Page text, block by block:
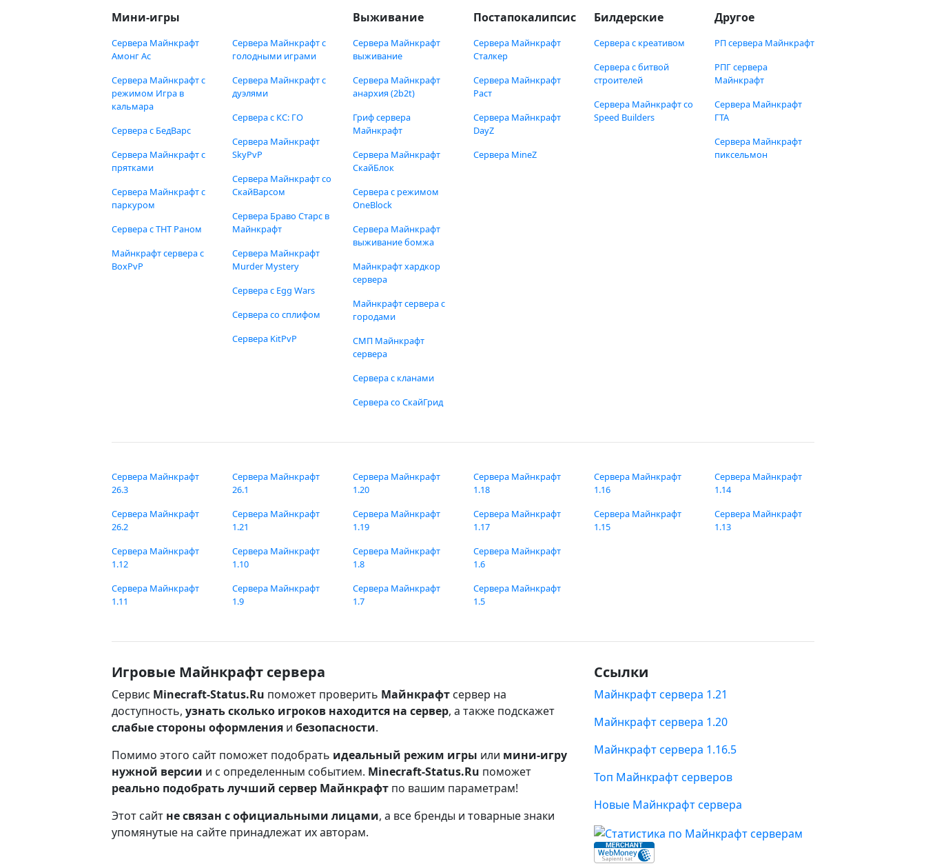
Мини-игры
Сервера Майнкрафт
Амонг Ас
Сервера Майнкрафт с
режимом Игра в
кальмара
Сервера с БедВарс
Сервера Майнкрафт с
прятками
Сервера Майнкрафт с
паркуром
Сервера с ТНТ Раном
Майнкрафт сервера с
BoxPvP
Сервера Майнкрафт с
голодными играми
Сервера Майнкрафт с
дуэлями
Сервера с КС: ГО
Сервера Майнкрафт
SkyPvP
Сервера Майнкрафт со
СкайВарсом
Сервера Браво Старс в
Майнкрафт
Сервера Майнкрафт
Murder Mystery
Сервера с Egg Wars
Сервера со сплифом
Сервера KitPvP
Выживание
Сервера Майнкрафт
выживание
Сервера Майнкрафт
анархия (2b2t)
Гриф сервера
Майнкрафт
Сервера Майнкрафт
СкайБлок
Сервера с режимом
OneBlock
Сервера Майнкрафт
выживание бомжа
Майнкрафт хардкор
сервера
Майнкрафт сервера с
городами
СМП Майнкрафт
сервера
Сервера с кланами
Сервера со СкайГрид
Постапокалипсис
Сервера Майнкрафт
Сталкер
Сервера Майнкрафт
Раст
Сервера Майнкрафт
DayZ
Сервера MineZ
Билдерские
Сервера с креативом
Сервера с битвой
строителей
Сервера Майнкрафт со
Speed Builders
Другое
РП сервера Майнкрафт
РПГ сервера
Майнкрафт
Сервера Майнкрафт
ГТА
Сервера Майнкрафт
пиксельмон
Сервера Майнкрафт
26.3
Сервера Майнкрафт
26.2
Сервера Майнкрафт
26.1
Сервера Майнкрафт
1.21
Сервера Майнкрафт
1.20
Сервера Майнкрафт
1.19
Сервера Майнкрафт
1.18
Сервера Майнкрафт
1.17
Сервера Майнкрафт
1.16
Сервера Майнкрафт
1.15
Сервера Майнкрафт
1.14
Сервера Майнкрафт
1.13
Сервера Майнкрафт
1.12
Сервера Майнкрафт
1.11
Сервера Майнкрафт
1.10
Сервера Майнкрафт
1.9
Сервера Майнкрафт
1.8
Сервера Майнкрафт
1.7
Сервера Майнкрафт
1.6
Сервера Майнкрафт
1.5
Игровые Майнкрафт сервера
Сервис Minecraft-Status.Ru поможет проверить Майнкрафт сервер на
доступность, узнать сколько игроков находится на сервер, а также подскажет
слабые стороны оформления и безопасности.
Помимо этого сайт поможет подобрать идеальный режим игры или мини-игру
нужной версии и с определенным событием. Minecraft-Status.Ru поможет
реально подобрать лучший сервер Майнкрафт по вашим параметрам!
Этот сайт не связан с официальными лицами, а все бренды и товарные знаки
упомянутые на сайте принадлежат их авторам.
Ссылки
Майнкрафт сервера 1.21
Майнкрафт сервера 1.20
Майнкрафт сервера 1.16.5
Топ Майнкрафт серверов
Новые Майнкрафт сервера